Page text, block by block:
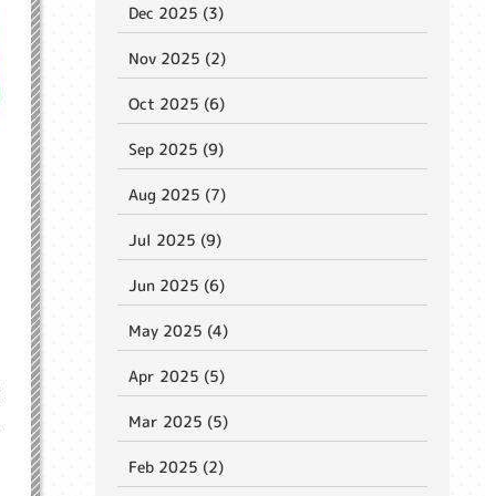
Dec 2025 (3)
Nov 2025 (2)
Oct 2025 (6)
Sep 2025 (9)
Aug 2025 (7)
Jul 2025 (9)
Jun 2025 (6)
May 2025 (4)
Apr 2025 (5)
Mar 2025 (5)
Feb 2025 (2)